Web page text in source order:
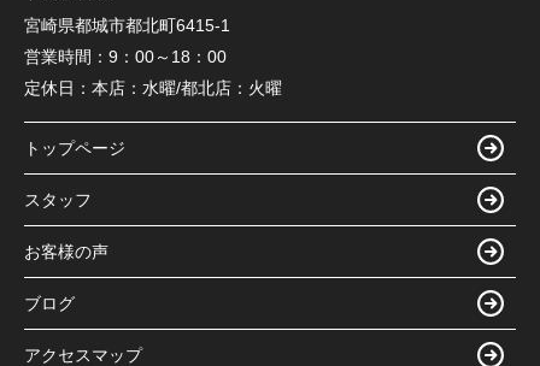
宮崎県都城市都北町6415-1
営業時間： 9：00～18：00
定休日： 本店：水曜/都北店：火曜
トップページ
スタッフ
お客様の声
ブログ
アクセスマップ